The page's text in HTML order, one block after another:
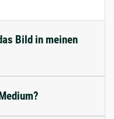
Bild in meinen